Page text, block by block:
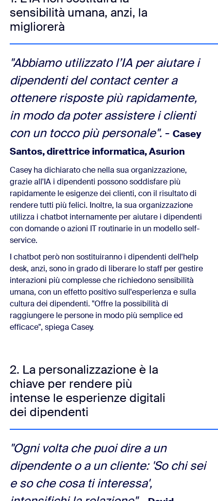
sensibilità umana, anzi, la
migliorerà
"Abbiamo utilizzato l’IA per aiutare i
dipendenti del contact center a
ottenere risposte più rapidamente,
in modo da poter assistere i clienti
con un tocco più personale". - Casey
Santos, direttrice informatica, Asurion
Casey ha dichiarato che nella sua organizzazione,
grazie all'IA i dipendenti possono soddisfare più
rapidamente le esigenze dei clienti, con il risultato di
rendere tutti più felici. Inoltre, la sua organizzazione
utilizza i chatbot internamente per aiutare i dipendenti
con domande o azioni IT routinarie in un modello self-
service.
I chatbot però non sostituiranno i dipendenti dell'help
desk, anzi, sono in grado di liberare lo staff per gestire
interazioni più complesse che richiedono sensibilità
umana, con un effetto positivo sull'esperienza e sulla
cultura dei dipendenti. "Offre la possibilità di
raggiungere le persone in modo più semplice ed
efficace", spiega Casey.
2. La personalizzazione è la
chiave per rendere più
intense le esperienze digitali
dei dipendenti
"Ogni volta che puoi dire a un
dipendente o a un cliente: 'So chi sei
e so che cosa ti interessa',